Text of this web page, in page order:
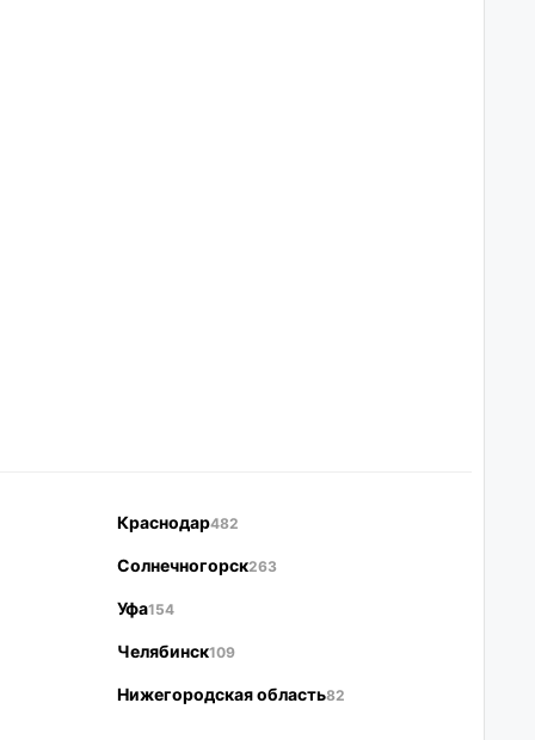
Краснодар482
Солнечногорск263
Уфа154
Челябинск109
Нижегородская область82